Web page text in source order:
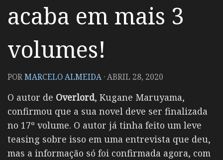
acaba em mais 3
volumes!
PORMARCELO ALMEIDA ·ABRIL 28, 2020
O autor de Overlord, Kugane Maruyama,
confirmou que a sua novel deve ser finalizada
no 17º volume. O autor já tinha feito um leve
teasing sobre isso em uma entrevista que deu,
mas a informação só foi confirmada agora, com